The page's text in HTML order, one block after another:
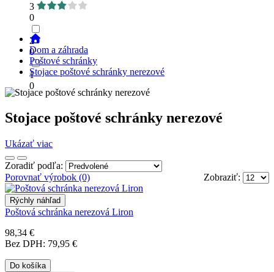
3
0
2
0
1
0
Dom a záhrada
Poštové schránky
Stojace poštové schránky nerezové
Stojace poštové schránky nerezové
Ukázať viac
Zoradiť podľa:
Zobraziť:
Porovnať výrobok (0)
Rýchly náhľad
Poštová schránka nerezová Liron
98,34 €
Bez DPH: 79,95 €
Do košíka